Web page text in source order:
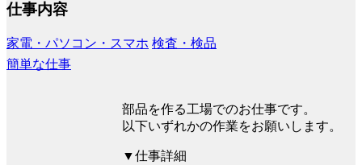
仕事内容
家電・パソコン・スマホ 検査・検品
簡単な仕事
部品を作る工場でのお仕事です。
以下いずれかの作業をお願いします。
▼仕事詳細